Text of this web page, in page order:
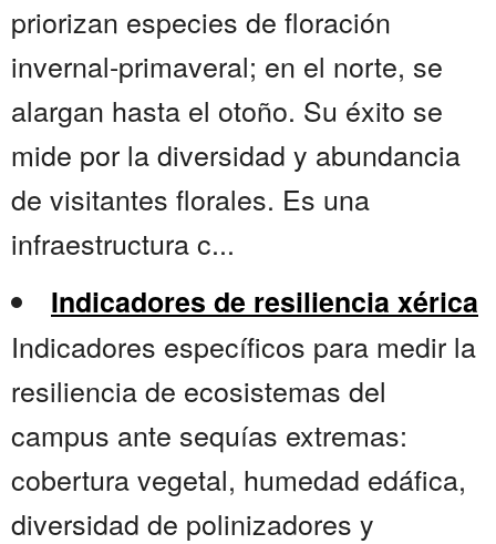
priorizan especies de floración
invernal-primaveral; en el norte, se
alargan hasta el otoño. Su éxito se
mide por la diversidad y abundancia
de visitantes florales. Es una
infraestructura c...
Indicadores de resiliencia xérica
Indicadores específicos para medir la
resiliencia de ecosistemas del
campus ante sequías extremas:
cobertura vegetal, humedad edáfica,
diversidad de polinizadores y